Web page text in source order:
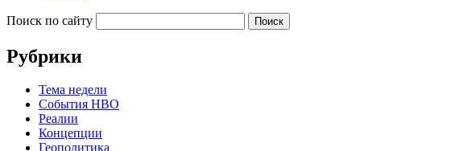
Поиск по сайту
Рубрики
Тема недели
События НВО
Реалии
Концепции
Геополитика